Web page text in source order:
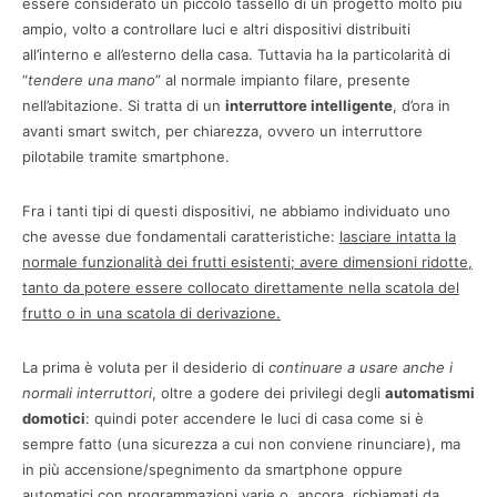
ampio, volto a controllare luci e altri dispositivi distribuiti
all’interno e all’esterno della casa. Tuttavia ha la particolarità di
“tendere una mano” al normale impianto filare, presente
nell’abitazione. Si tratta di un interruttore intelligente, d’ora in
avanti smart switch, per chiarezza, ovvero un interruttore
pilotabile tramite smartphone.
Fra i tanti tipi di questi dispositivi, ne abbiamo individuato uno
che avesse due fondamentali caratteristiche: lasciare intatta la
normale funzionalità dei frutti esistenti; avere dimensioni ridotte,
tanto da potere essere collocato direttamente nella scatola del
frutto o in una scatola di derivazione.
La prima è voluta per il desiderio di continuare a usare anche i
normali interruttori, oltre a godere dei privilegi degli automatismi
domotici: quindi poter accendere le luci di casa come si è
sempre fatto (una sicurezza a cui non conviene rinunciare), ma
in più accensione/spegnimento da smartphone oppure